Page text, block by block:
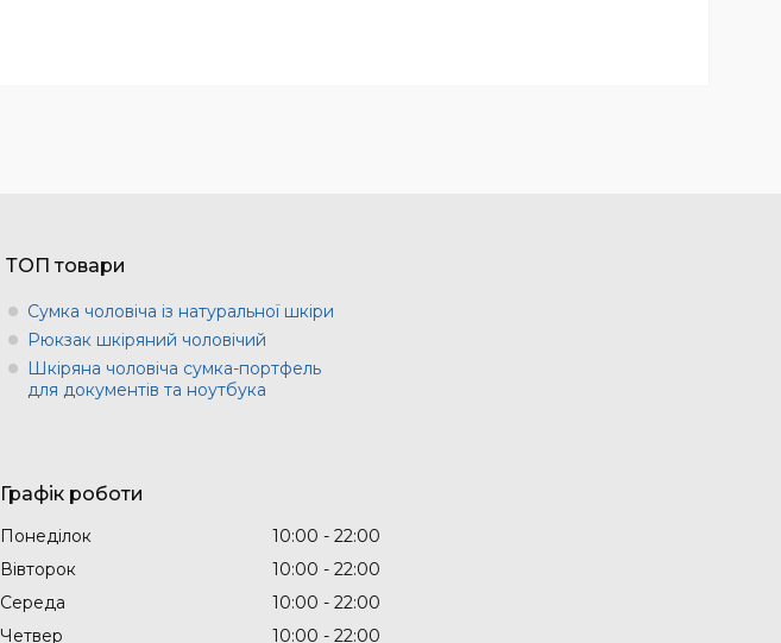
ТОП товари
Сумка чоловіча із натуральної шкіри
Рюкзак шкіряний чоловічий
Шкіряна чоловіча сумка-портфель
для документів та ноутбука
Графік роботи
Понеділок 10:00
22:00
Вівторок
10:00
22:00
Середа
10:00
22:00
Четвер
10:00 22:00